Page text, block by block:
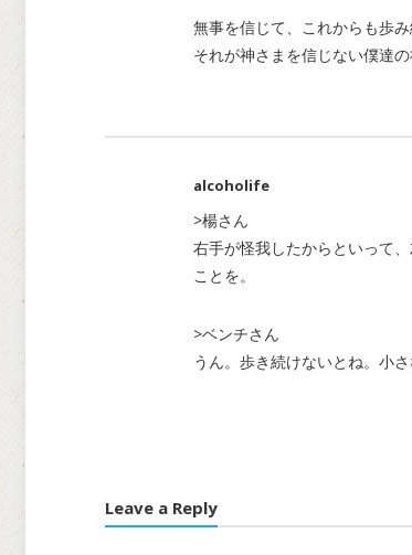
無事を信じて、これからも歩み
それが神さまを信じない僕達の
alcoholife
>楊さん
右手が怪我したからといって
ことを。
>ベンチさん
うん。歩き続けないとね。小さ
Leave a Reply